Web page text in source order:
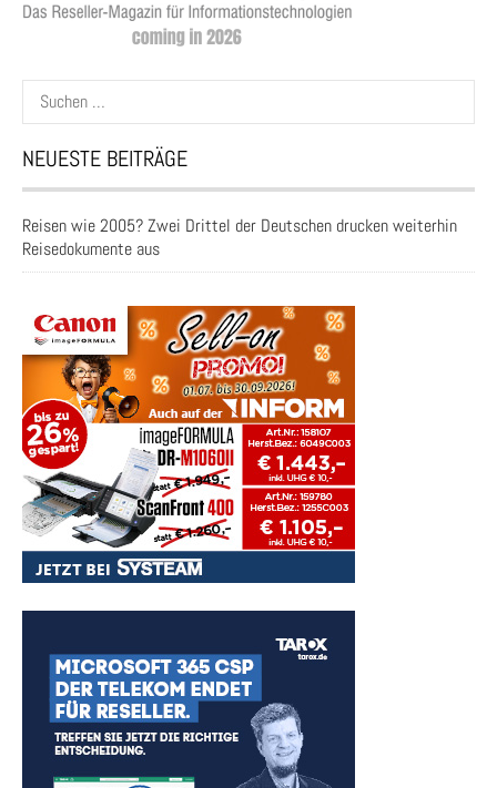
Suchen
nach:
NEUESTE BEITRÄGE
Reisen wie 2005? Zwei Drittel der Deutschen drucken weiterhin
Reisedokumente aus